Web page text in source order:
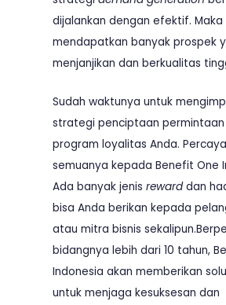
dijalankan dengan efektif. Maka
mendapatkan banyak prospek
menjanjikan dan berkualitas
Sudah waktunya untuk
strategi penciptaan
program loyalitas Anda.
semuanya kepada Benefit One
Ada banyak jenis rewarddan
bisa Anda berikan kepada
atau mitra bisnis
bidangnya lebih dari 10 tahun,
Indonesia akan memberikan
untuk menjaga kesuksesan dan